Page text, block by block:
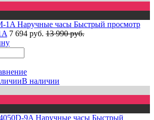
Быстрый просмотр
7 694 руб. 13 990 руб.
В наличии
Быстрый